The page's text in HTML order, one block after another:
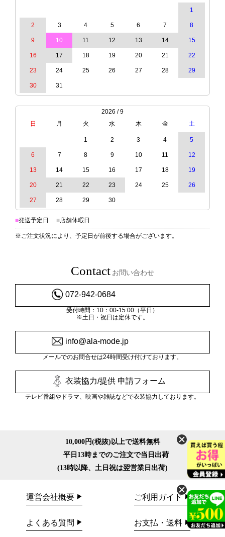
1
2 3 4 5 6 7 8
9 10 11 12 13 14 15
16 17 18 19 20 21 22
23 24 25 26 27 28 29
30 31
2026 / 9
日
月 火 水 木 金 土
1 2 3 4 5
6 7 8 9 10 11 12
13 14 15 16 17 18 19
20 21 22 23 24 25 26
27 28 29 30
■発送予定日 ■店舗休暇日
※ご注文状況により、予定日が前後する場合がございます。
Contact お問い合わせ
072-942-0684
受付時間：10：00-15:00（平日）
※土日・祝日は定休です。
info@ala-mode.jp
メールでのお問合せは24時間受け付けております。
衣装協力/提供 申請フォーム
テレビ番組やドラマ、映画や雑誌などで衣装協力しております。
10,000円(税抜)以上で送料無料
平日13時までのご注文で当日出荷
(13時以降、土日祝は翌営業日出荷)
運営会社概要 ご利用ガイド
よくある質問 お支払・送料